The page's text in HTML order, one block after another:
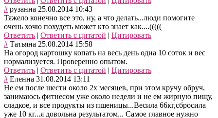
# рузанна 25.08.2014 10:43
Тяжело конечно все это, ну, а что делать...люди помогите
очень хочю похудеть может кто знает как....(((((
Ответить | Ответить с цитатой | Цитировать
# Татьяна 25.08.2014 15:58
На огород картошку копать на весь день одна 10 соток и вес
нормализуется. Проверенно опытом.
Ответить | Ответить с цитатой | Цитировать
# Еленна 31.08.2014 13:11
Не ем после шести около 2х месяцев, при этом кручу обруч,
занимаюсь фитнесом уже около недели и не ем жирную пищу,
сладкое, и все продукты из пшеницы...Весила 66кг,сбросила
уже 10 кг...я довольна результатом... Самое главное нужно